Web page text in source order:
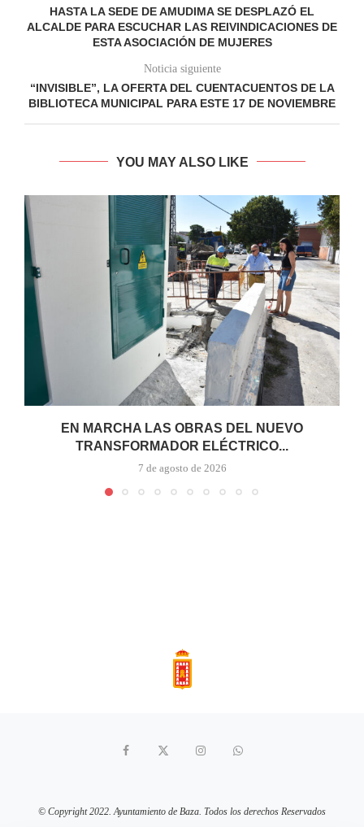
HASTA LA SEDE DE AMUDIMA SE DESPLAZÓ EL
ALCALDE PARA ESCUCHAR LAS REIVINDICACIONES DE
ESTA ASOCIACIÓN DE MUJERES
Noticia siguiente
“INVISIBLE”, LA OFERTA DEL CUENTACUENTOS DE LA
BIBLIOTECA MUNICIPAL PARA ESTE 17 DE NOVIEMBRE
YOU MAY ALSO LIKE
EN MARCHA LAS OBRAS DEL NUEVO
TRANSFORMADOR ELÉCTRICO...
7 de agosto de 2026
© Copyright 2022. Ayuntamiento de Baza. Todos los derechos Reservados